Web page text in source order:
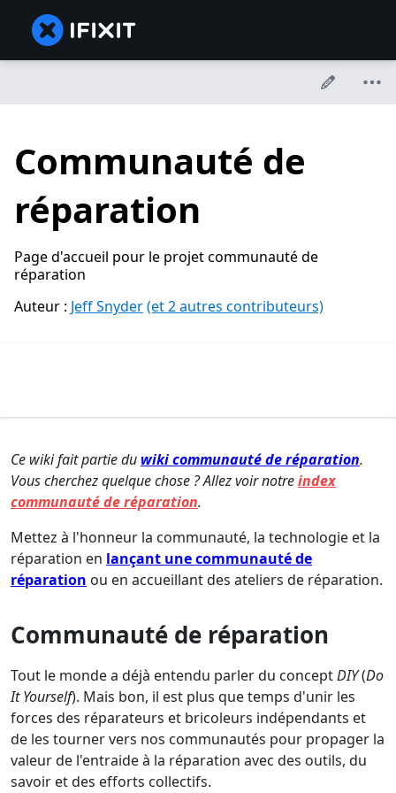
Communauté de
réparation
Page d'accueil pour le projet communauté de
réparation
Auteur : Jeff Snyder(et 2 autres contributeurs)
Ce wiki fait partie du wiki communauté de réparation.
Vous cherchez quelque chose ? Allez voir notreindex
communauté de réparation.
Mettez à l'honneur la communauté, la technologie et la
réparation en lançant une communauté de
réparation ou en accueillant des ateliers de réparation.
Communauté de réparation
Tout le monde a déjà entendu parler du conceptDIY(Do
It Yourself). Mais bon, il est plus que temps d'unir les
forces des réparateurs et bricoleurs indépendants et
de les tourner vers nos communautés pour propager la
valeur de l'entraide à la réparation avec des outils, du
savoir et des efforts collectifs.